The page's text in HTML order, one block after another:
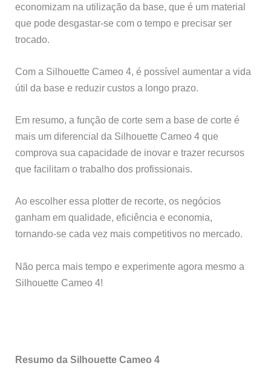
economizam na utilização da base, que é um material
que pode desgastar-se com o tempo e precisar ser
trocado.
Com a Silhouette Cameo 4, é possível aumentar a vida
útil da base e reduzir custos a longo prazo.
Em resumo, a função de corte sem a base de corte é
mais um diferencial da Silhouette Cameo 4 que
comprova sua capacidade de inovar e trazer recursos
que facilitam o trabalho dos profissionais.
Ao escolher essa plotter de recorte, os negócios
ganham em qualidade, eficiência e economia,
tornando-se cada vez mais competitivos no mercado.
Não perca mais tempo e experimente agora mesmo a
Silhouette Cameo 4!
Resumo da Silhouette Cameo 4